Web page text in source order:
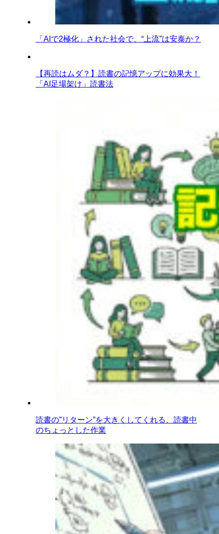
「AIで2極化」された社会で、“上流”は安泰か？
【再読はムダ？】読書の記憶アップに効果大！
「AI足場架け」読書法
読書の”リターン”を大きくしてくれる、読書中
のちょっとした作業